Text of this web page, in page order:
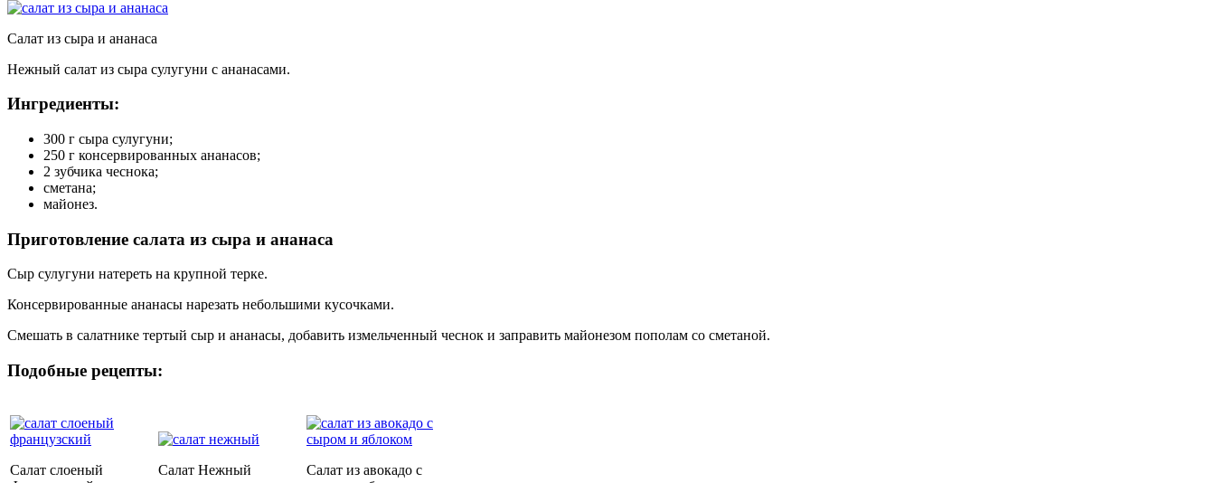
Салат из сыра и ананаса
Нежный салат из сыра сулугуни с ананасами.
Ингредиенты:
300 г сыра сулугуни;
250 г консервированных ананасов;
2 зубчика чеснока;
сметана;
майонез.
Приготовление салата из сыра и ананаса
Сыр сулугуни натереть на крупной терке.
Консервированные ананасы нарезать небольшими кусочками.
Смешать в салатнике тертый сыр и ананасы, добавить измельченный чеснок и заправить майонезом пополам со сметаной.
Подобные рецепты:
Салат слоеный
Салат Нежный
Салат из авокадо с